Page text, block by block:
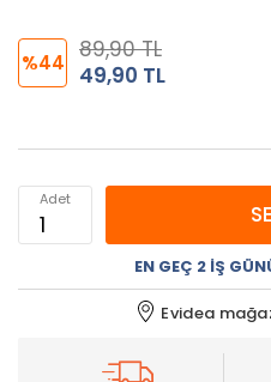
%44
89,90 TL
49,90 TL
Adet
EN GEÇ 2 İŞ
Evidea